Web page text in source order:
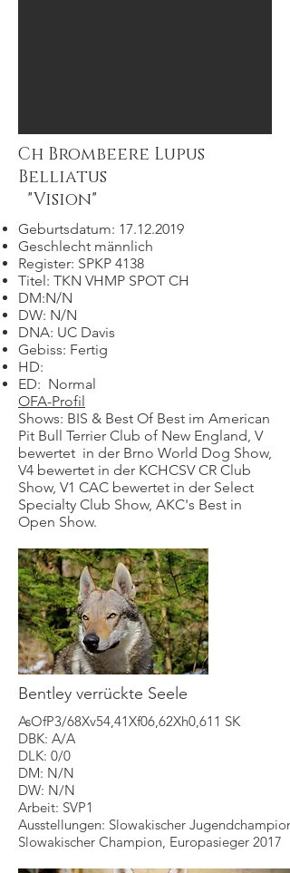
Ch Brombeere Lupus
Belliatus
"Vision"
Geburtsdatum: 17.12.2019
Geschlecht männlich
Register: SPKP 4138
Titel: TKN VHMP SPOT CH
DM:N/N
DW: N/N
DNA: UC Davis
Gebiss: Fertig
HD:
ED: Normal
OFA-Profil
Shows: BIS & Best Of Best im American
Pit Bull Terrier Club of New England, V
bewertet in der Brno World Dog Show,
V4 bewertet in der KCHCSV CR Club
Show, V1 CAC bewertet in der Select
Specialty Club Show, AKC's Best in
Open Show.
Bentley verrückte Seele
AsOfP3/68Xv54,41Xf06,62Xh0,611 SK
DBK: A/A
DLK: 0/0
DM: N/N
DW: N/N
Arbeit: SVP1
Ausstellungen: Slowakischer Jugendchampion,
Slowakischer Champion, Europasieger 2017